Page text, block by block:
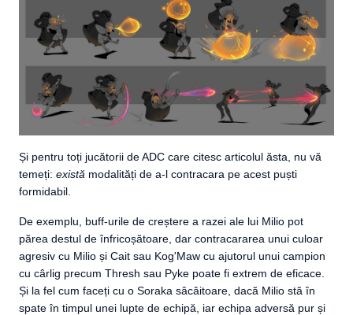
Și pentru toți jucătorii de ADC care citesc articolul ăsta, nu vă
temeți: există modalități de a-l contracara pe acest puști
formidabil.
De exemplu, buff-urile de creștere a razei ale lui Milio pot
părea destul de înfricoșătoare, dar contracararea unui culoar
agresiv cu Milio și Cait sau Kog'Maw cu ajutorul unui campion
cu cârlig precum Thresh sau Pyke poate fi extrem de eficace.
Și la fel cum faceți cu o Soraka sâcâitoare, dacă Milio stă în
spate în timpul unei lupte de echipă, iar echipa adversă pur și